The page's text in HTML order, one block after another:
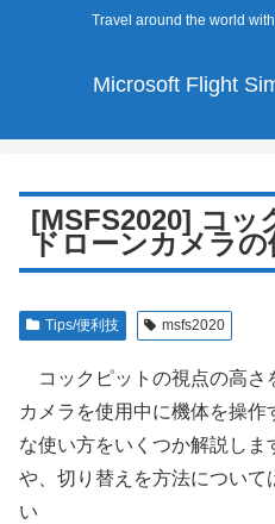
Travel around the world
Microsoft Flight
[MSFS2020] コッ
ドローンカメラ
Tips/便利技 msfs2020
コックピットの視点の高さ
カメラを使用中に機体を操作
な使い方をいくつか解説しま
や、切り替えを方法について
い